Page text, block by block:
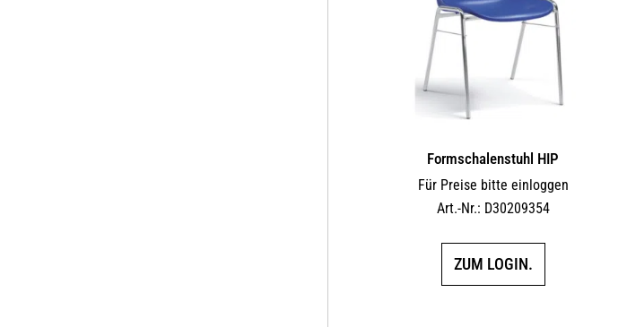
Formschalenstuhl HIP
Für Preise bitte einloggen
Art.-Nr.: D30209354
ZUM LOGIN.